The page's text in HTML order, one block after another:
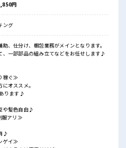
円
ング
助、仕分け、梱包業務がメインとなります。
、一部部品の組み立てなどをお任せします♪
稼ぐ≫
オススメ。
ります♪
や髪色自由♪
服アリ≫
♪
ゲイ≫